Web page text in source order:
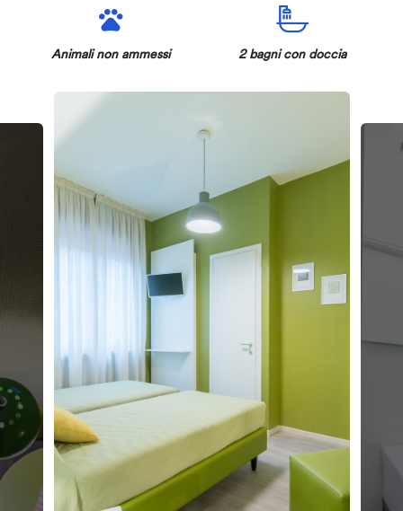
Animali non ammessi 2 bagni con doccia